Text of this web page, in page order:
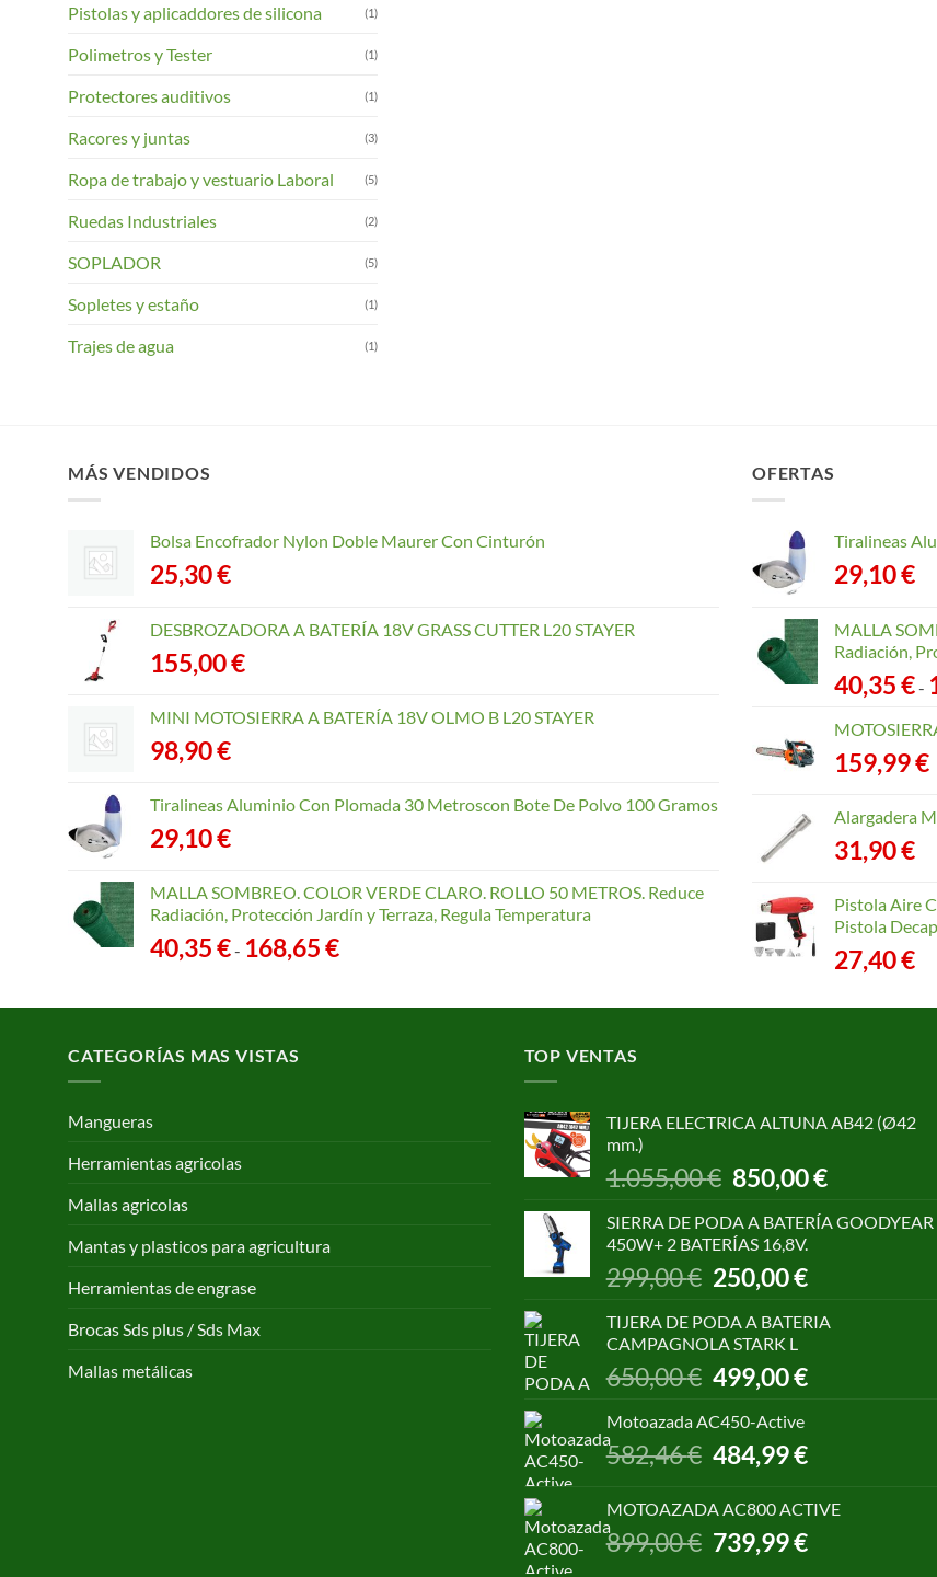
Pistolas y aplicaddores de silicona (1)
Polimetros y Tester (1)
Protectores auditivos (1)
Racores y juntas (3)
Ropa de trabajo y vestuario Laboral (5)
Ruedas Industriales (2)
SOPLADOR (5)
Sopletes y estaño (1)
Trajes de agua (1)
MÁS VENDIDOS
Bolsa Encofrador Nylon Doble Maurer Con Cinturón
25,30€
DESBROZADORA A BATERÍA 18V GRASS CUTTER L20 STAYER
155,00€
MINI MOTOSIERRA A BATERÍA 18V OLMO B L20 STAYER
98,90€
Tiralineas Aluminio Con Plomada 30 Metroscon Bote De Polvo 100 Gramos
29,10€
MALLA SOMBREO. COLOR VERDE CLARO. ROLLO 50 METROS. Reduce
Radiación, Protección Jardín y Terraza, Regula Temperatura
40,35€- 168,65€Rango
desde
OFERTAS
Tiralineas
29,10€
MALLA
Radiación,
40,35€-
159,99€
Alargadera
31,90€
Pistola Aire
Pistola
27,40€
CATEGORÍAS MAS VISTAS
Mangueras
Herramientas agricolas
Mallas agricolas
Mantas y plasticos para agricultura
Herramientas de engrase
Brocas Sds plus / Sds Max
Mallas metálicas
TOP VENTAS
TIJERA ELECTRICA ALTUNA AB42 (Ø42
mm.)
1.055,00€ El
precio
original
era:
1.055,00 €.
850,00€El
actual
SIERRA DE PODA A BATERÍA GOODYEAR
450W+ 2 BATERÍAS 16,8V.
299,00€ El
precio
original
era:
299,00 €.
250,00€El
actual
250,00 €.
TIJERA DE PODA A BATERIA
CAMPAGNOLA STARK L
650,00€
El
precio
original
650,00 €.
499,00€El
499,00 €.
Motoazada AC450-Active
582,46€
El
precio
era:
582,46 €.
484,99€El
es:
484,99 €.
MOTOAZADA AC800 ACTIVE
899,00€ El
precio
739,99€El